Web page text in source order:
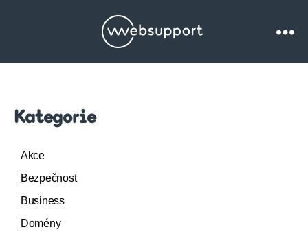
Websupport.cz
Kategorie
Akce
Bezpečnost
Business
Domény